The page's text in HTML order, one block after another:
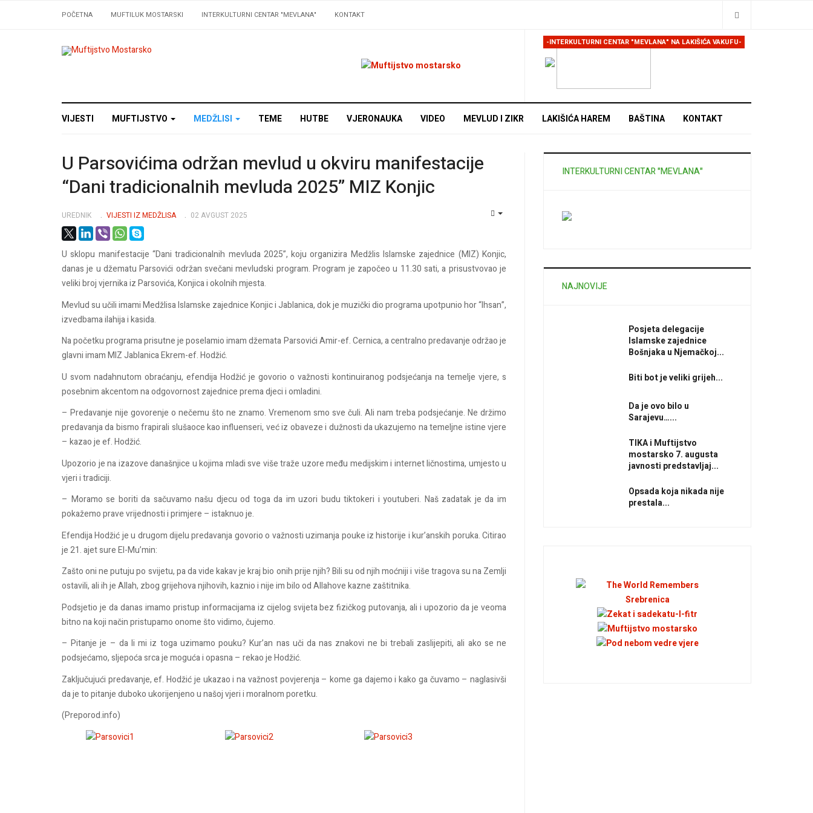
POČETNA MUFTILUK MOSTARSKI INTERKULTURNI CENTAR "MEVLANA" KONTAKT
-INTERKULTURNI CENTAR "MEVLANA" NA LAKIŠIĆA VAKUFU-
VIJESTI MUFTIJSTVO MEDŽLISI TEME HUTBE VJERONAUKA VIDEO MEVLUD I ZIKR LAKIŠIĆA HAREM BAŠTINA KONTAKT
U Parsovićima održan mevlud u okviru manifestacije
“Dani tradicionalnih mevluda 2025” MIZ Konjic
UREDNIK VIJESTI IZ MEDŽLISA 02 AVGUST 2025
U sklopu manifestacije “Dani tradicionalnih mevluda 2025”, koju organizira Medžlis Islamske zajednice (MIZ) Konjic,
danas je u džematu Parsovići održan svečani mevludski program. Program je započeo u 11.30 sati, a prisustvovao je
veliki broj vjernika iz Parsovića, Konjica i okolnih mjesta.
Mevlud su učili imami Medžlisa Islamske zajednice Konjic i Jablanica, dok je muzički dio programa upotpunio hor “Ihsan”,
izvedbama ilahija i kasida.
Na početku programa prisutne je poselamio imam džemata Parsovići Amir-ef. Cernica, a centralno predavanje održao je
glavni imam MIZ Jablanica Ekrem-ef. Hodžić.
U svom nadahnutom obraćanju, efendija Hodžić je govorio o važnosti kontinuiranog podsjećanja na temelje vjere, s
posebnim akcentom na odgovornost zajednice prema djeci i omladini.
– Predavanje nije govorenje o nečemu što ne znamo. Vremenom smo sve čuli. Ali nam treba podsjećanje. Ne držimo
predavanja da bismo frapirali slušaoce kao influenseri, već iz obaveze i dužnosti da ukazujemo na temeljne istine vjere
– kazao je ef. Hodžić.
Upozorio je na izazove današnjice u kojima mladi sve više traže uzore među medijskim i internet ličnostima, umjesto u
vjeri i tradiciji.
– Moramo se boriti da sačuvamo našu djecu od toga da im uzori budu tiktokeri i youtuberi. Naš zadatak je da im
pokažemo prave vrijednosti i primjere – istaknuo je.
Efendija Hodžić je u drugom dijelu predavanja govorio o važnosti uzimanja pouke iz historije i kur’anskih poruka. Citirao
je 21. ajet sure El-Mu’min:
Zašto oni ne putuju po svijetu, pa da vide kakav je kraj bio onih prije njih? Bili su od njih moćniji i više tragova su na Zemlji
ostavili, ali ih je Allah, zbog grijehova njihovih, kaznio i nije im bilo od Allahove kazne zaštitnika.
Podsjetio je da danas imamo pristup informacijama iz cijelog svijeta bez fizičkog putovanja, ali i upozorio da je veoma
bitno na koji način pristupamo onome što vidimo, čujemo.
– Pitanje je – da li mi iz toga uzimamo pouku? Kur’an nas uči da nas znakovi ne bi trebali zaslijepiti, ali ako se ne
podsjećamo, sljepoća srca je moguća i opasna – rekao je Hodžić.
Zaključujući predavanje, ef. Hodžić je ukazao i na važnost povjerenja – kome ga dajemo i kako ga čuvamo – naglasivši
da je to pitanje duboko ukorijenjeno u našoj vjeri i moralnom poretku.
(Preporod.info)
INTERKULTURNI CENTAR "MEVLANA"
NAJNOVIJE
Posjeta delegacije
Islamske zajednice
Bošnjaka u Njemačkoj...
Biti bot je veliki grijeh...
Da je ovo bilo u
Sarajevu…...
TIKA i Muftijstvo
mostarsko 7. augusta
javnosti predstavljaj...
Opsada koja nikada nije
prestala...